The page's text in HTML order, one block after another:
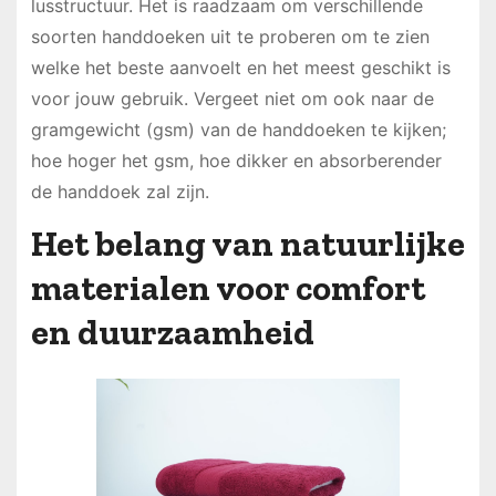
lusstructuur. Het is raadzaam om verschillende
soorten handdoeken uit te proberen om te zien
welke het beste aanvoelt en het meest geschikt is
voor jouw gebruik. Vergeet niet om ook naar de
gramgewicht (gsm) van de handdoeken te kijken;
hoe hoger het gsm, hoe dikker en absorberender
de handdoek zal zijn.
Het belang van natuurlijke
materialen voor comfort
en duurzaamheid